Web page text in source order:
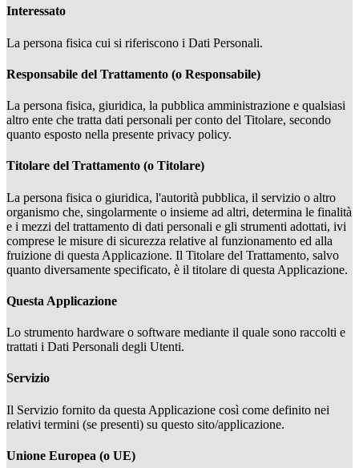
Interessato
La persona fisica cui si riferiscono i Dati Personali.
Responsabile del Trattamento (o Responsabile)
La persona fisica, giuridica, la pubblica amministrazione e qualsiasi
altro ente che tratta dati personali per conto del Titolare, secondo
quanto esposto nella presente privacy policy.
Titolare del Trattamento (o Titolare)
La persona fisica o giuridica, l'autorità pubblica, il servizio o altro
organismo che, singolarmente o insieme ad altri, determina le finalità
e i mezzi del trattamento di dati personali e gli strumenti adottati, ivi
comprese le misure di sicurezza relative al funzionamento ed alla
fruizione di questa Applicazione. Il Titolare del Trattamento, salvo
quanto diversamente specificato, è il titolare di questa Applicazione.
Questa Applicazione
Lo strumento hardware o software mediante il quale sono raccolti e
trattati i Dati Personali degli Utenti.
Servizio
Il Servizio fornito da questa Applicazione così come definito nei
relativi termini (se presenti) su questo sito/applicazione.
Unione Europea (o UE)